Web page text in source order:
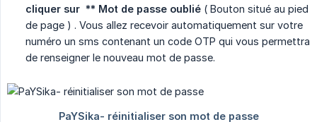
cliquer sur  ** Mot de passe oublié ( Bouton situé au pied
de page ) . Vous allez recevoir automatiquement sur votre
numéro un sms contenant un code OTP qui vous permettra
de renseigner le nouveau mot de passe.